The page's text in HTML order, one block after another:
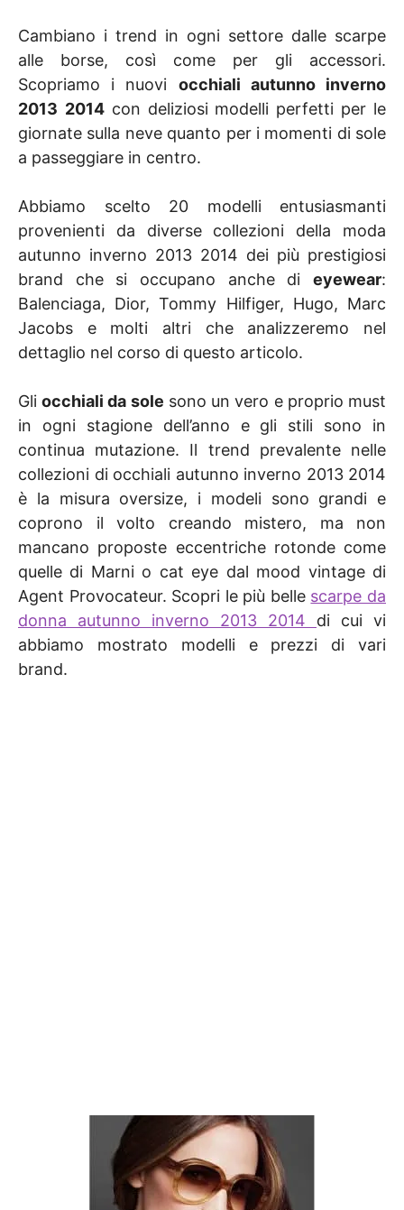
Cambiano i trend in ogni settore dalle scarpe
alle borse, così come per gli accessori.
Scopriamo i nuovi occhiali autunno inverno
2013 2014con deliziosi modelli perfetti per le
giornate sulla neve quanto per i momenti di sole
a passeggiare in centro.
Abbiamo scelto 20 modelli entusiasmanti
provenienti da diverse collezioni della moda
autunno inverno 2013 2014 dei più prestigiosi
brand che si occupano anche di eyewear:
Balenciaga, Dior, Tommy Hilfiger, Hugo, Marc
Jacobs e molti altri che analizzeremo nel
dettaglio nel corso di questo articolo.
Gliocchiali da sole sono un vero e proprio must
in ogni stagione dell’anno e gli stili sono in
continua mutazione. Il trend prevalente nelle
collezioni di occhiali autunno inverno 2013 2014
è la misura oversize, i modeli sono grandi e
coprono il volto creando mistero, ma non
mancano proposte eccentriche rotonde come
quelle di Marni o cat eye dal mood vintage di
Agent Provocateur. Scopri le più belle scarpe da
donna autunno inverno 2013 2014 di cui vi
abbiamo mostrato modelli e prezzi di vari
brand.